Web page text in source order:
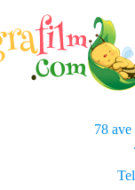
78 ave